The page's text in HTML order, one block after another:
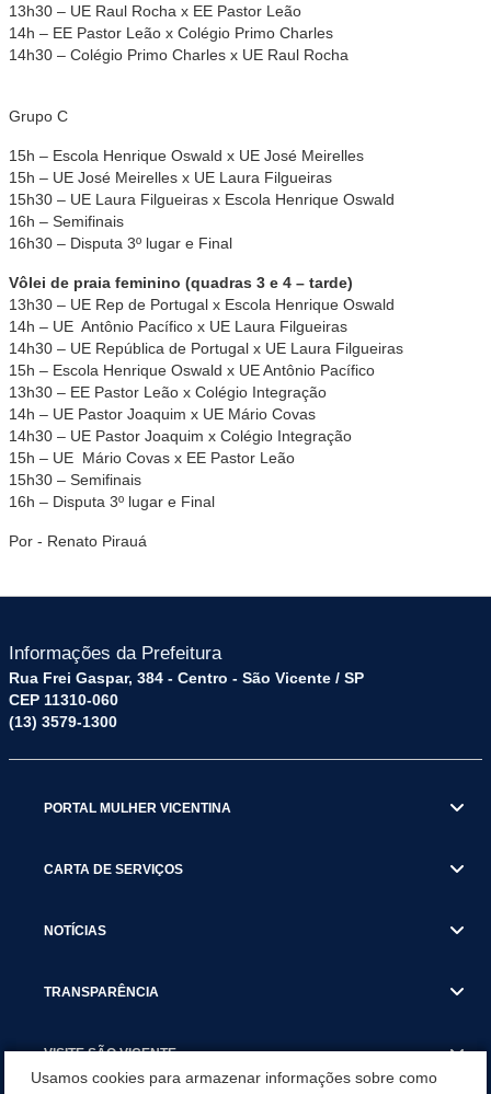
13h30 – UE Raul Rocha x EE Pastor Leão
14h – EE Pastor Leão x Colégio Primo Charles
14h30 – Colégio Primo Charles x UE Raul Rocha
Grupo C
15h – Escola Henrique Oswald x UE José Meirelles
15h – UE José Meirelles x UE Laura Filgueiras
15h30 – UE Laura Filgueiras x Escola Henrique Oswald
16h – Semifinais
16h30 – Disputa 3º lugar e Final
Vôlei de praia feminino (quadras 3 e 4 – tarde)
13h30 – UE Rep de Portugal x Escola Henrique Oswald
14h – UE Antônio Pacífico x UE Laura Filgueiras
14h30 – UE República de Portugal x UE Laura Filgueiras
15h – Escola Henrique Oswald x UE Antônio Pacífico
13h30 – EE Pastor Leão x Colégio Integração
14h – UE Pastor Joaquim x UE Mário Covas
14h30 – UE Pastor Joaquim x Colégio Integração
15h – UE Mário Covas x EE Pastor Leão
15h30 – Semifinais
16h – Disputa 3º lugar e Final
Por - Renato Pirauá
Informações da Prefeitura
Rua Frei Gaspar, 384 - Centro - São Vicente / SP
CEP 11310-060
(13) 3579-1300
PORTAL MULHER VICENTINA
CARTA DE SERVIÇOS
NOTÍCIAS
TRANSPARÊNCIA
VISITE SÃO VICENTE
Usamos cookies para armazenar informações sobre como